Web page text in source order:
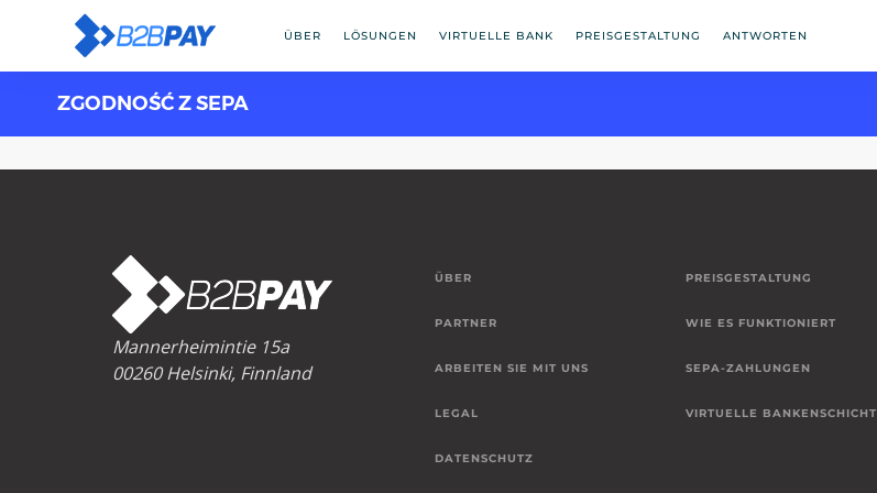
ÜBER LÖSUNGEN VIRTUELLE BANK PREISGESTALTUNG ANTWORTEN
ZGODNOŚĆ Z SEPA
Mannerheimintie 15a
00260 Helsinki, Finnland
ÜBER
PARTNER
ARBEITEN SIE MIT UNS
LEGAL
DATENSCHUTZ
PREISGESTALTUNG
WIE ES FUNKTIONIERT
SEPA-ZAHLUNGEN
VIRTUELLE BANKENSCHICHT